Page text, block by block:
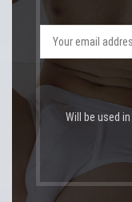
Will be used